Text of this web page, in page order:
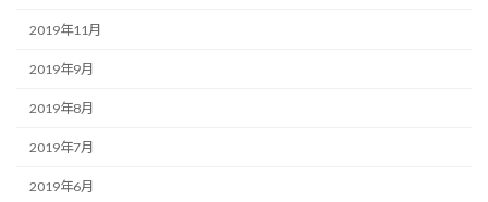
2019年11月
2019年9月
2019年8月
2019年7月
2019年6月